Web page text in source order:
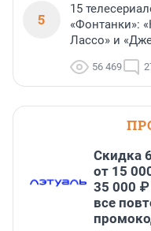
5
15
«Фонтанки»:
Лассо» и
56 469
Скидка
от 15
35 000
все